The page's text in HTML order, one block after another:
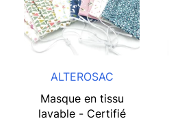
ALTEROSAC
Masque en tissu
lavable - Certifié